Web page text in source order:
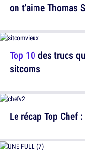
Top 10 des trucs
sitcoms
on t'aime Thomas
Le récap Top Chef